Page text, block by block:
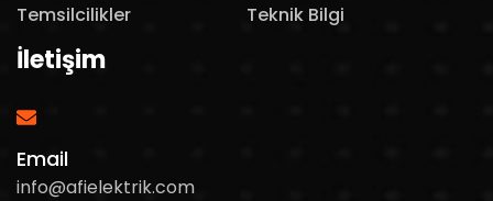
Temsilcilikler
Teknik Bilgi
İletişim
Email
info@afielektrik.com